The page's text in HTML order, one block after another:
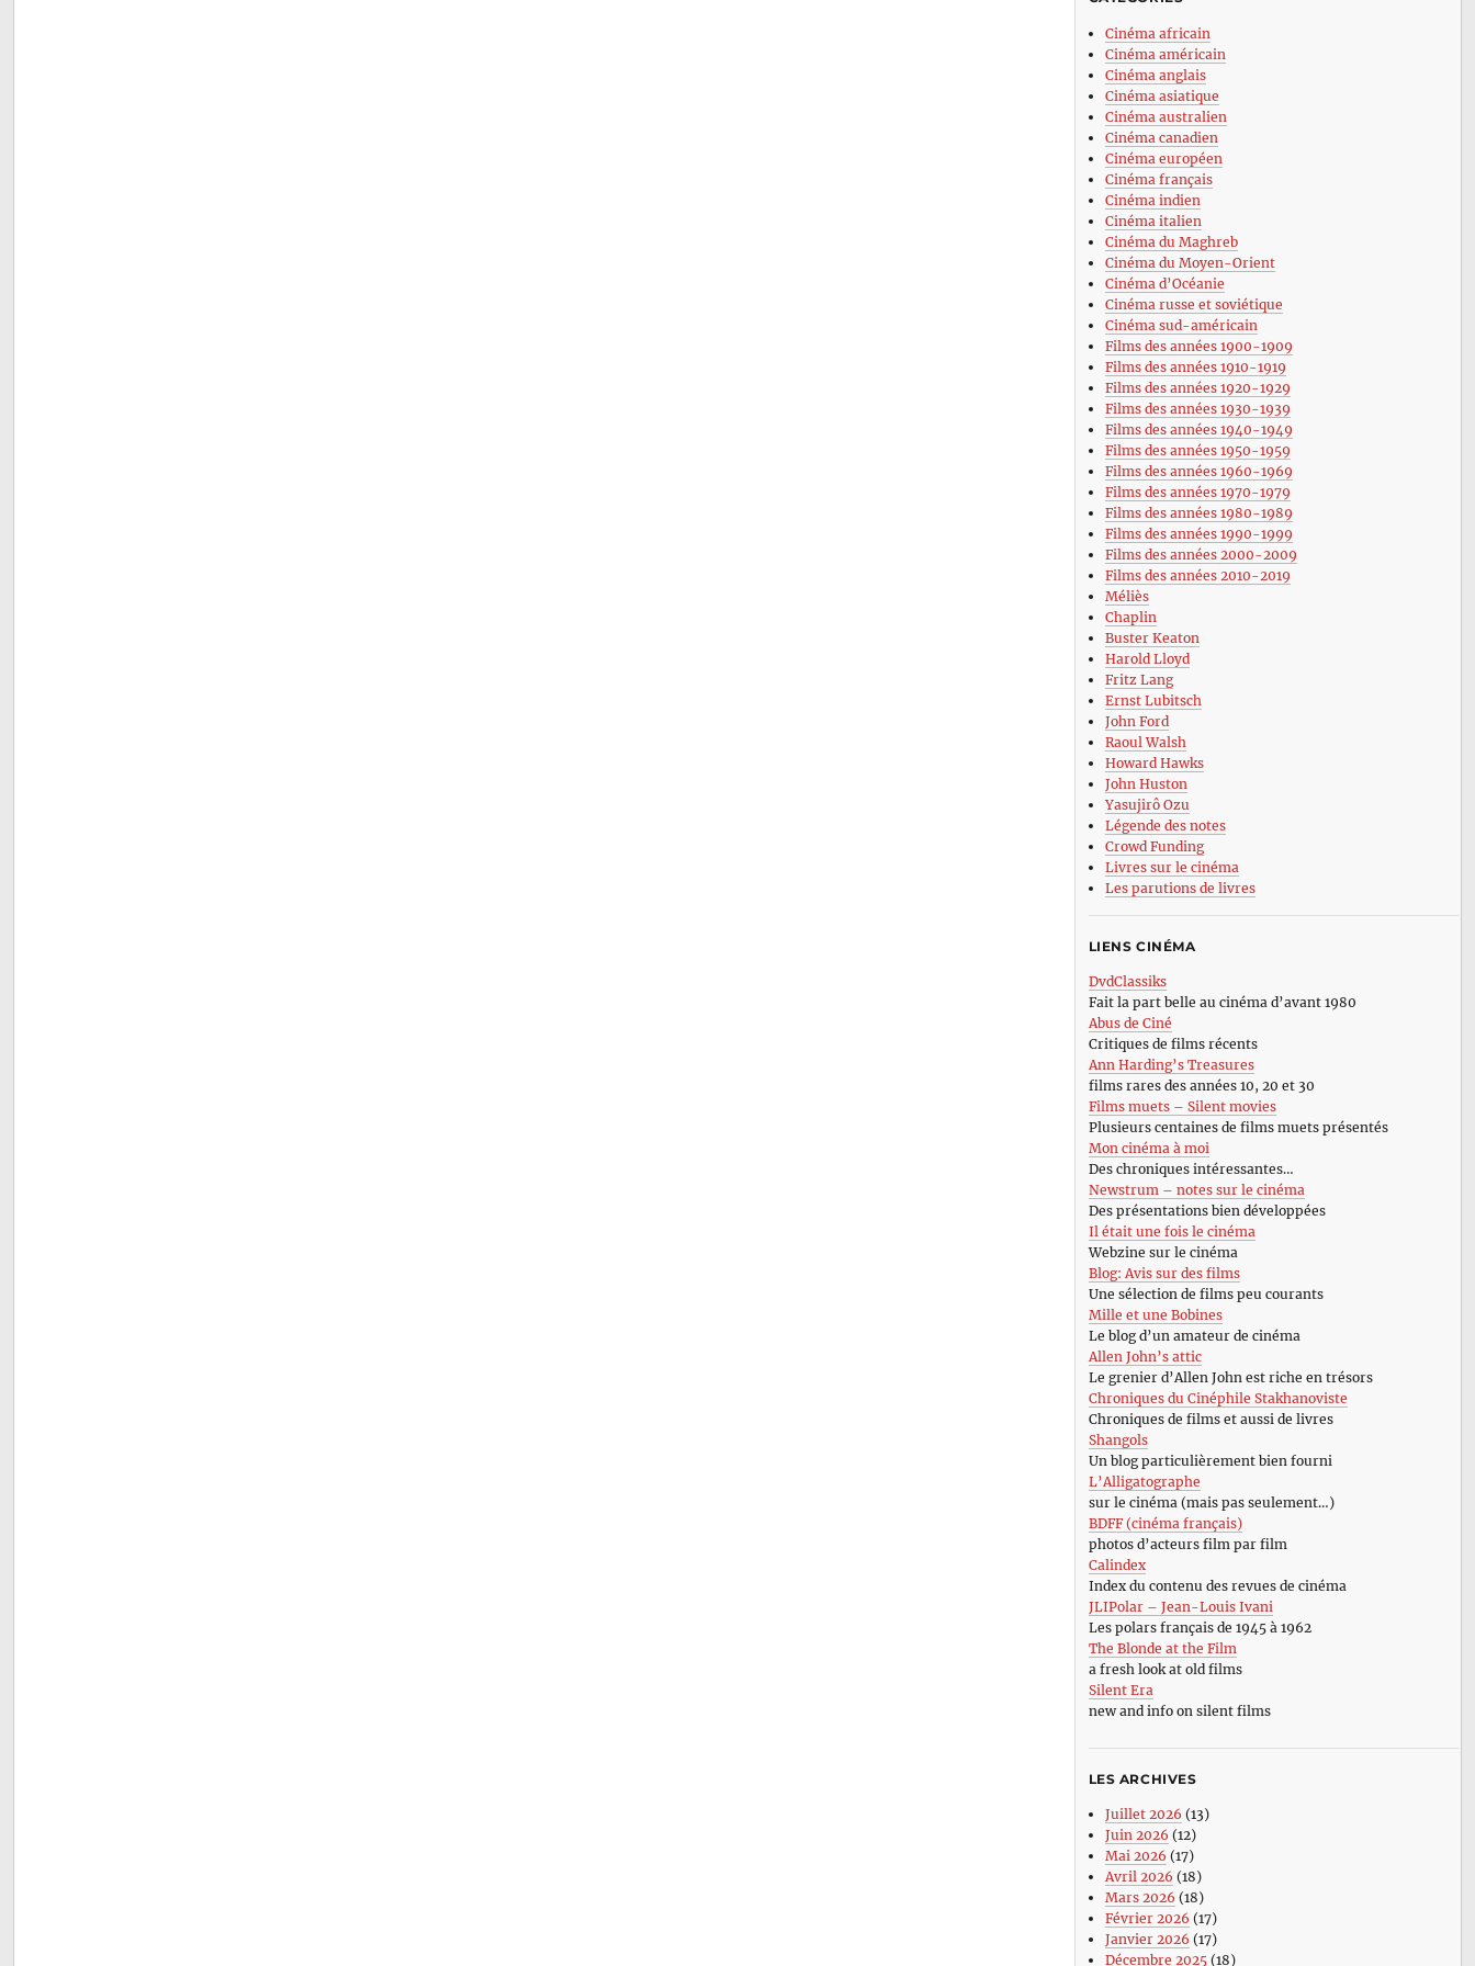
Cinéma africain
Cinéma américain
Cinéma anglais
Cinéma asiatique
Cinéma australien
Cinéma canadien
Cinéma européen
Cinéma français
Cinéma indien
Cinéma italien
Cinéma du Maghreb
Cinéma du Moyen-Orient
Cinéma d’Océanie
Cinéma russe et soviétique
Cinéma sud-américain
Films des années 1900-1909
Films des années 1910-1919
Films des années 1920-1929
Films des années 1930-1939
Films des années 1940-1949
Films des années 1950-1959
Films des années 1960-1969
Films des années 1970-1979
Films des années 1980-1989
Films des années 1990-1999
Films des années 2000-2009
Films des années 2010-2019
Méliès
Chaplin
Buster Keaton
Harold Lloyd
Fritz Lang
Ernst Lubitsch
John Ford
Raoul Walsh
Howard Hawks
John Huston
Yasujirô Ozu
Légende des notes
Crowd Funding
Livres sur le cinéma
Les parutions de livres
LIENS CINÉMA
DvdClassiks
Fait la part belle au cinéma d’avant 1980
Abus de Ciné
Critiques de films récents
Ann Harding’s Treasures
films rares des années 10, 20 et 30
Films muets – Silent movies
Plusieurs centaines de films muets présentés
Mon cinéma à moi
Des chroniques intéressantes…
Newstrum – notes sur le cinéma
Des présentations bien développées
Il était une fois le cinéma
Webzine sur le cinéma
Blog: Avis sur des films
Une sélection de films peu courants
Mille et une Bobines
Le blog d’un amateur de cinéma
Allen John’s attic
Le grenier d’Allen John est riche en trésors
Chroniques du Cinéphile Stakhanoviste
Chroniques de films et aussi de livres
Shangols
Un blog particulièrement bien fourni
L’Alligatographe
sur le cinéma (mais pas seulement…)
BDFF (cinéma français)
photos d’acteurs film par film
Calindex
Index du contenu des revues de cinéma
JLIPolar – Jean-Louis Ivani
Les polars français de 1945 à 1962
The Blonde at the Film
a fresh look at old films
Silent Era
new and info on silent films
LES ARCHIVES
Juillet 2026 (13)
Juin 2026 (12)
Mai 2026 (17)
Avril 2026 (18)
Mars 2026 (18)
Février 2026 (17)
Janvier 2026 (17)
Décembre 2025(18)